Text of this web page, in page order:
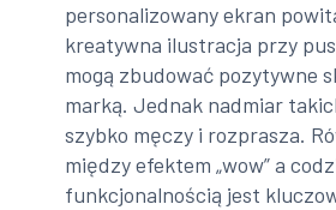
personalizowany ekran
kreatywna ilustracja przy
mogą zbudować pozytywne
marką. Jednak nadmiar
szybko męczy i rozprasza.
między efektem „wow” a
funkcjonalnością jest